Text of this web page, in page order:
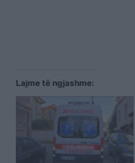
Lajme të ngjashme: